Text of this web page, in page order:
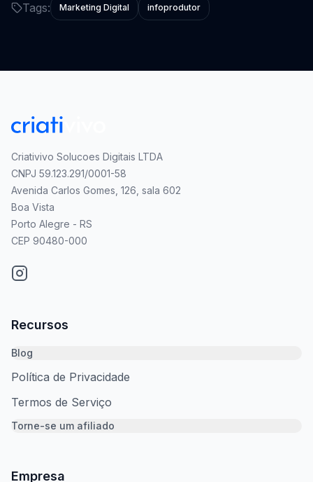
Tags: Marketing Digital infoprodutor
Criativivo Solucoes Digitais LTDA
CNPJ 59.123.291/0001-58
Avenida Carlos Gomes, 126, sala 602
Boa Vista
Porto Alegre - RS
CEP 90480-000
Recursos
Blog
Política de Privacidade
Termos de Serviço
Torne-se um afiliado
Empresa